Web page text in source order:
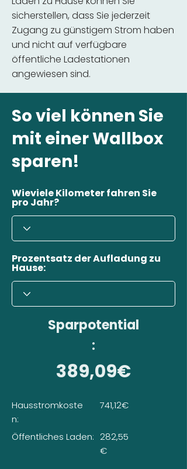
sicherstellen, dass Sie jederzeit
Zugang zu günstigem Strom haben
und nicht auf verfügbare
öffentliche Ladestationen
angewiesen sind.
So viel können Sie
mit einer Wallbox
sparen!
Wieviele Kilometer fahren Sie
pro Jahr?
Prozentsatz der Aufladung zu
Hause:
Sparpotential
:
389,09€
Hausstromkoste
n:
Öffentliches Laden:
741,12€
282,55
€